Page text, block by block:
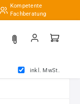
Kompetente
Fachberatung
inkl. MwSt.